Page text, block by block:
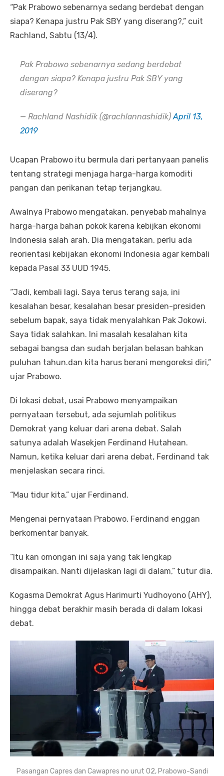
“Pak Prabowo sebenarnya sedang berdebat dengan
siapa? Kenapa justru Pak SBY yang diserang?,” cuit
Rachland, Sabtu (13/4).
Pak Prabowo sebenarnya sedang berdebat
dengan siapa? Kenapa justru Pak SBY yang
diserang?
— Rachland Nashidik (@rachlannashidik)April 13,
2019
Ucapan Prabowo itu bermula dari pertanyaan panelis
tentang strategi menjaga harga-harga komoditi
pangan dan perikanan tetap terjangkau.
Awalnya Prabowo mengatakan, penyebab mahalnya
harga-harga bahan pokok karena kebijkan ekonomi
Indonesia salah arah. Dia mengatakan, perlu ada
reorientasi kebijakan ekonomi Indonesia agar kembali
kepada Pasal 33 UUD 1945.
“Jadi, kembali lagi. Saya terus terang saja, ini
kesalahan besar, kesalahan besar presiden-presiden
sebelum bapak, saya tidak menyalahkan Pak Jokowi.
Saya tidak salahkan. Ini masalah kesalahan kita
sebagai bangsa dan sudah berjalan belasan bahkan
puluhan tahun.dan kita harus berani mengoreksi diri,”
ujar Prabowo.
Di lokasi debat, usai Prabowo menyampaikan
pernyataan tersebut, ada sejumlah politikus
Demokrat yang keluar dari arena debat. Salah
satunya adalah Wasekjen Ferdinand Hutahean.
Namun, ketika keluar dari arena debat, Ferdinand tak
menjelaskan secara rinci.
“Mau tidur kita,” ujar Ferdinand.
Mengenai pernyataan Prabowo, Ferdinand enggan
berkomentar banyak.
“Itu kan omongan ini saja yang tak lengkap
disampaikan. Nanti dijelaskan lagi di dalam,” tutur dia.
Kogasma Demokrat Agus Harimurti Yudhoyono (AHY),
hingga debat berakhir masih berada di dalam lokasi
debat.
Pasangan Capres dan Cawapres no urut 02, Prabowo-Sandi